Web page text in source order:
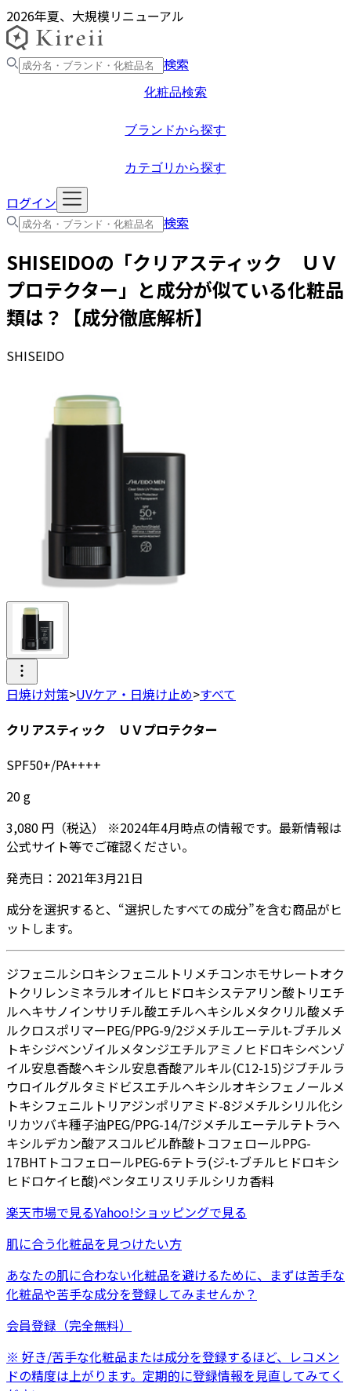
2026年夏、大規模リニューアル
検索
化粧品検索
ブランドから探す
カテゴリから探す
ログイン
検索
SHISEIDOの「クリアスティック ＵＶ
プロテクター 」と成分が似ている化粧品
類は？【成分徹底解析】
SHISEIDO
日焼け対策>UVケア・日焼け止め>すべて
クリアスティック ＵＶプロテクター
SPF50+/PA++++
20g
3,080 円 （税込） ※2024年4月時点の情報です。最新情報は
公式サイト等でご確認ください。
発売日： 2021年3月21日
成分を選択すると、“選択したすべての成分”を含む商品がヒ
ットします。
ジフェニルシロキシフェニルトリメチコンホモサレートオク
トクリレンミネラルオイルヒドロキシステアリン酸 トリエチ
ルヘキサノインサリチル酸エチルヘキシルメタクリル酸メチ
ルクロスポリマーPEG/PPG-9/2ジメチルエーテルt-ブチルメ
トキシジベンゾイルメタンジエチルアミノヒドロキシベンゾ
イル安息香酸ヘキシル安息香酸アルキル(C12-15)ジブチルラ
ウロイルグルタミド ビスエチルヘキシルオキシフェノールメ
トキシフェニルトリアジンポリアミド-8ジメチルシリル化シ
リカツバキ種子油PEG/PPG-14/7ジメチルエーテルテトラヘ
キシルデカン酸アスコルビル酢酸トコフェロールPPG-
17BHT トコフェロールPEG-6テトラ(ジ-t-ブチルヒドロキシ
ヒドロケイヒ酸)ペンタエリスリチルシリカ香料
楽天市場で見るYahoo!ショッピングで見る
肌に合う化粧品を見つけたい方
あなたの肌に合わない化粧品を避けるために、まずは苦手な
化粧品や苦手な成分を登録してみませんか？
会員登録（完全無料）
※ 好き/苦手な化粧品または成分を登録するほど、レコメン
ドの精度は上がります。定期的に登録情報を見直してみてく